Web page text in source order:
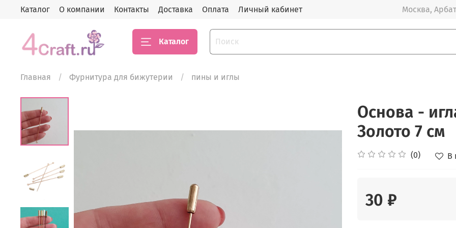
Каталог О компании Контакты Доставка Оплата Личный кабинет Москва,
Каталог
Главная Фурнитура для бижутерии пины и иглы
Основа -
Золото 7 см
(0) В
30 ₽